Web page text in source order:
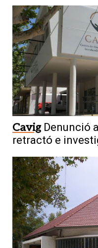
Cavig Denunció
retractó e